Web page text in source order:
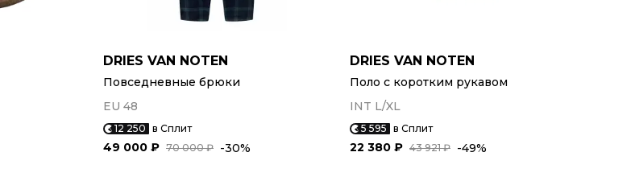
DRIES VAN NOTEN
Повседневные брюки
EU 48
12 250 в Сплит
70 000 ₽
49 000 ₽ -30%
DRIES VAN NOTEN
Поло с коротким рукавом
INT L/XL
5 595 в Сплит
43 921 ₽
22 380 ₽ -49%